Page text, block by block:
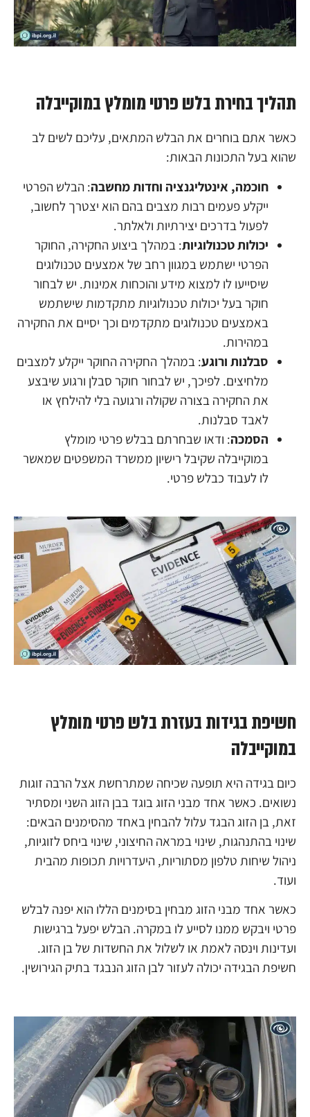
תהליך בחירת בלש פרטי מומלץ במוקייבלה
כאשר אתם בוחרים את הבלש המתאים, עליכם לשים לב
שהוא בעל התכונות הבאות:
חוכמה, אינטליגנציה וחדות מחשבה: הבלש הפרטי
ייקלע פעמים רבות מצבים בהם הוא יצטרך לחשוב,
לפעול בדרכים יצירתיות ולאלתר.
יכולות טכנולוגיות: במהלך ביצוע החקירה, החוקר
הפרטי ישתמש במגוון רחב של אמצעים טכנולוגים
שיסייעו לו למצוא מידע והוכחות אמינות. יש לבחור
חוקר בעל יכולות טכנולוגיות מתקדמות שישתמש
באמצעים טכנולוגים מתקדמים וכך יסיים את החקירה
במהירות.
סבלנות ורוגע: במהלך החקירה החוקר ייקלע למצבים
מלחיצים. לפיכך, יש לבחור חוקר סבלן ורגוע שיבצע
את החקירה בצורה שקולה ורגועה בלי להילחץ או
לאבד סבלנות.
הסמכה: ודאו שבחרתם בבלש פרטי מומלץ
במוקייבלה שקיבל רישיון ממשרד המשפטים שמאשר
לו לעבוד כבלש פרטי.
חשיפת בגידות בעזרת בלש פרטי מומלץ
במוקייבלה
כיום בגידה היא תופעה שכיחה שמתרחשת אצל הרבה זוגות
נשואים. כאשר אחד מבני הזוג בוגד בבן הזוג השני ומסתיר
זאת, בן הזוג הבגד עלול להבחין באחד מהסימנים הבאים:
שינוי בהתנהגות, שינוי במראה החיצוני, שינוי ביחס לזוגיות,
ניהול שיחות טלפון מסתוריות, היעדרויות תכופות מהבית
ועוד.
כאשר אחד מבני הזוג מבחין בסימנים הללו הוא יפנה לבלש
פרטי ויבקש ממנו לסייע לו במקרה. הבלש יפעל ברגישות
ועדינות וינסה לאמת או לשלול את החשדות של בן הזוג.
חשיפת הבגידה יכולה לעזור לבן הזוג הנבגד בתיק הגירושין.